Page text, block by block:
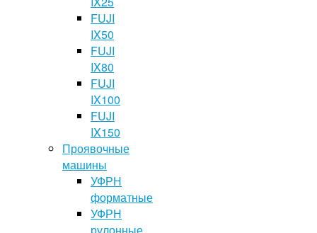
FUJI
IX50
FUJI
IX80
FUJI
IX100
FUJI
IX150
Проявочные
машины
УФРН
форматные
УФРН